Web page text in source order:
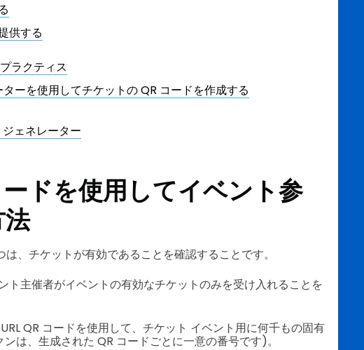
供する
ラクティス
ーを使用してチケットの QR コードを作成する
ェネレーター
ドを使用してイベント参
、チケットが有効であることを確認することです。
ト主催者がイベントの有効なチケットのみを受け入れることを
QR コードを使用して、チケット イベント用に何千もの固有
は、生成された QR コードごとに一意の番号です)。